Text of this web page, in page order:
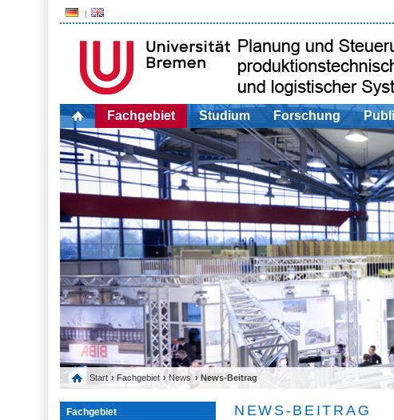
Fachgebiet Studium Forschung
Start › Fachgebiet ›News › News-Beitrag
Fachgebiet NEWS-BEITRAG